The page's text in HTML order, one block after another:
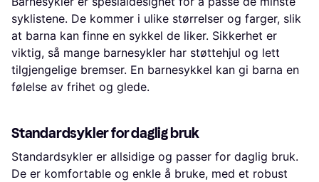
syklistene. De kommer i ulike størrelser og farger, slik
at barna kan finne en sykkel de liker. Sikkerhet er
viktig, så mange barnesykler har støttehjul og lett
tilgjengelige bremser. En barnesykkel kan gi barna en
følelse av frihet og glede.
Standardsykler for daglig bruk
Standardsykler er allsidige og passer for daglig bruk.
De er komfortable og enkle å bruke, med et robust